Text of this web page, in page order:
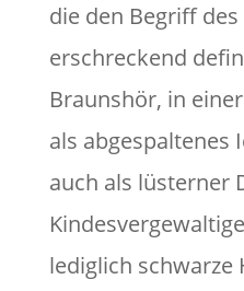
die den Begriff
erschreckend
Braunshör, in
als abgespaltenes
auch als lüsterner
lediglich schwarze